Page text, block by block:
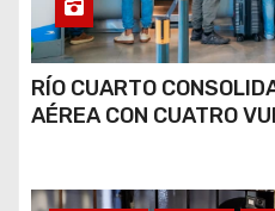
RÍO CUARTO
AÉREA CON CUATRO